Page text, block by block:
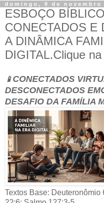
domingo, 9 de novembro
ESBOÇO
CONECTADOS E
A DINÂMICA
DIGITAL.Clique
📱 CONECTADOS
DESCONECTADOS
DESAFIO DA FAMÍLIA
Textos Base: